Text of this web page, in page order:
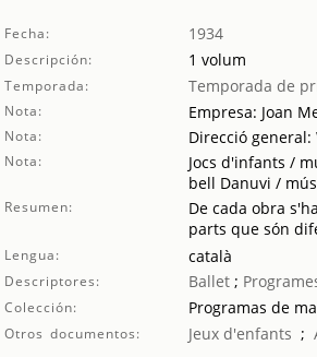
Fecha: 1934
Descripción: 1 volum
Temporada: Temporada de
Nota: Empresa: Joan
Nota: Direcció
Nota:
Jocs d'infants /
bell Danuvi /
Resumen:
De cada obra
parts que són
Lengua: català
Descriptores: Ballet;
Colección: Programas de
Otros documentos: Jeux d'enfants ;